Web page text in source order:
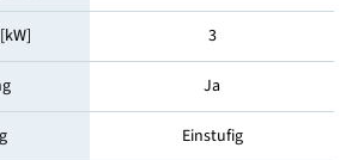
3
Ja
Einstufig